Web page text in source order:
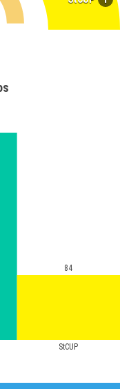
StCUP
84